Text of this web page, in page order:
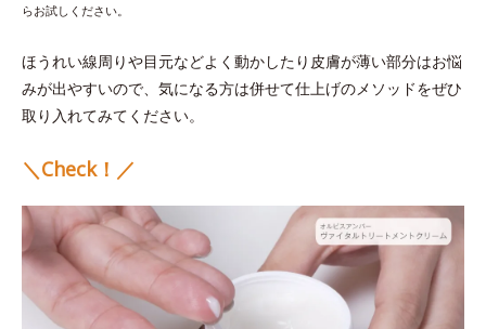
らお試しください。
ほうれい線周りや目元などよく動かしたり皮膚が薄い部分はお悩
みが出やすいので、気になる方は併せて仕上げのメソッドをぜひ
取り入れてみてください。
＼Check！／